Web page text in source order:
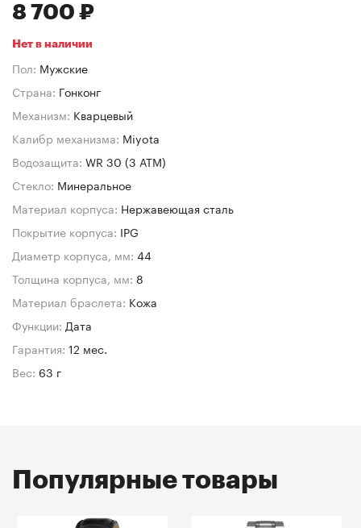
8 700 ₽
Нет в наличии
Пол: Мужские
Страна: Гонконг
Механизм: Кварцевый
Калибр механизма: Miyota
Водозащита: WR 30 (3 АТМ)
Стекло: Минеральное
Материал корпуса: Нержавеющая сталь
Покрытие корпуса: IPG
Диаметр корпуса, мм: 44
Толщина корпуса, мм: 8
Материал браслета: Кожа
Функции: Дата
Гарантия: 12 мес.
Вес: 63 г
Популярные товары